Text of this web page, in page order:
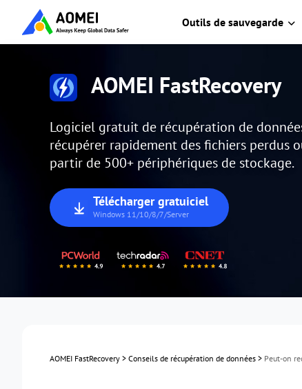
Outils de sauvegarde
AOMEI FastRecovery
Logiciel gratuit de récupération de
récupérer rapidement des fichiers perdus
partir de 500+ périphériques de stockage.
Télécharger gratuiciel
Windows 11/10/8/7/Server
AOMEI FastRecovery > Conseils de récupération de données > Peut-on